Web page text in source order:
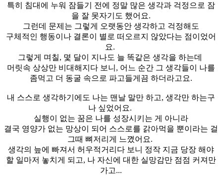
특히 침대에 누워 잠들기 전에 정말 많은 생각과 걱정으로 잠
을 잘 못자기도 했어요.
그런데 문제는 그렇게 오랫동안 생각하고 걱정해도
구체적인 행동이나 결론이 별로 떠오르지 않았다는 점이었어
요.
그렇게 며칠, 몇 달이 지나도 늘 똑같은 생각을 하는데
머릿속 상상만 비대해지다 보니, 어느 순간 그 생각들이 나를
좀먹고 더 동굴 속으로 파고들게끔 하더라고요.
내 스스로 생각하기에도 나는 맨날 말만 하고, 생각만 하는구
나 싶었어요.
실행이 없는 꿈은 나를 성장시키는 게 아니라
결국 영양가 없는 망상이 되어 스스로를 갉아먹을 뿐이라는 걸
그때 뼈저리게 느꼈어요.
생각의 늪에 빠져서 허우적거리다 보니 정작 지금 당장 해야
할 일마저 놓치게 되고, 나 자신에 대한 실망감만 점점 커져만
가고...